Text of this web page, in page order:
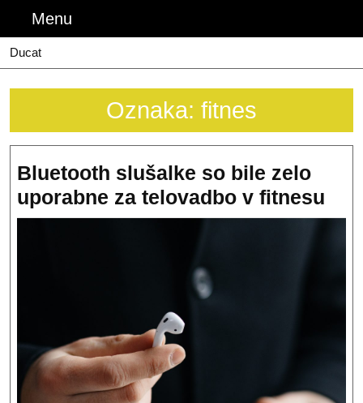
content
Menu
Ducat
Oznaka: fitnes
Bluetooth slušalke so bile zelo
uporabne za telovadbo v fitnesu
v